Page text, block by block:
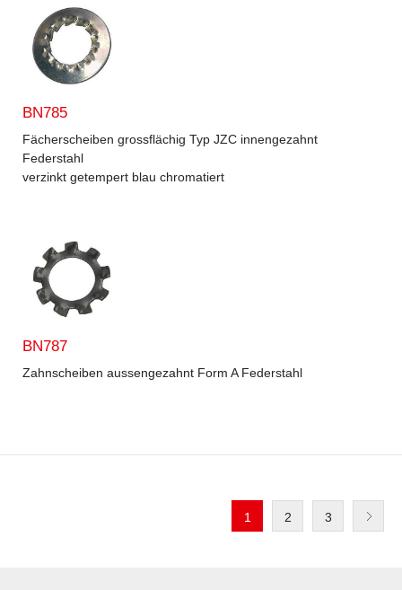
BN785
Fächerscheiben grossflächig Typ JZC innengezahnt
Federstahl
verzinkt getempert blau chromatiert
BN787
Zahnscheiben aussengezahnt Form A Federstahl
1 2 3